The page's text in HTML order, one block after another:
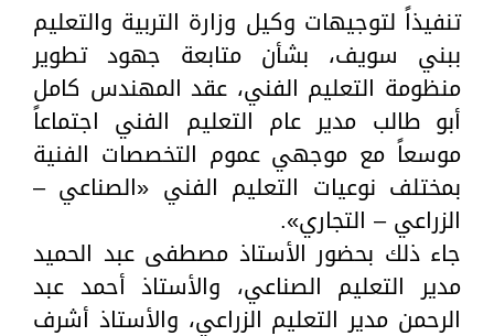
تنفيذاً لتوجيهات وكيل وزارة التربية والتعليم
ببني سويف، بشأن متابعة جهود تطوير
منظومة التعليم الفني، عقد المهندس كامل
أبو طالب مدير عام التعليم الفني اجتماعاً
موسعاً مع موجهي عموم التخصصات الفنية
بمختلف نوعيات التعليم الفني «الصناعي –
الزراعي – التجاري».
جاء ذلك بحضور الأستاذ مصطفى عبد الحميد
مدير التعليم الصناعي، والأستاذ أحمد عبد
الرحمن مدير التعليم الزراعي، والأستاذ أشرف